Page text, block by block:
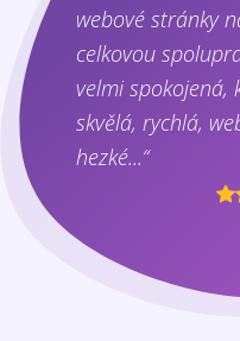
webové stránky
celkovou
velmi spokojená,
skvělá, rychlá,
hezké...“